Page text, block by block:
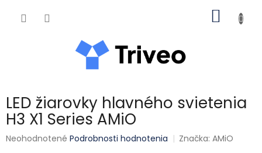
LED žiarovky hlavného svietenia
H3 X1 Series AMiO
Priemerné hodnotenie produktu je 0,0 z 5 hviezdičiek.
Neohodnotené Podrobnosti hodnotenia Značka:AMiO